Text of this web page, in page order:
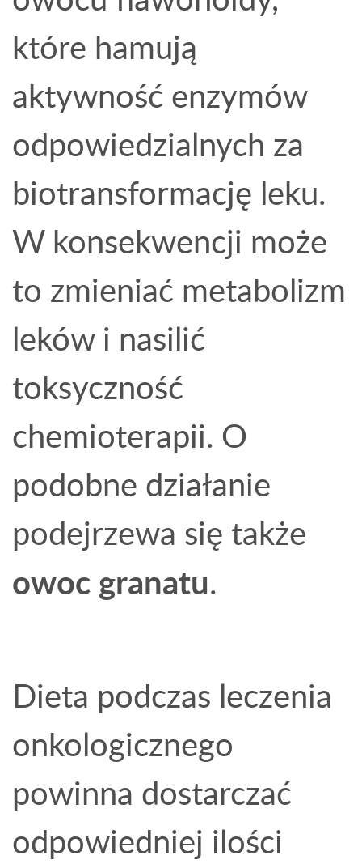
które hamują
aktywność enzymów
odpowiedzialnych za
biotransformację leku.
W konsekwencji może
to zmieniać metabolizm
leków i nasilić
toksyczność
chemioterapii. O
podobne działanie
podejrzewa się także
owoc granatu.
Dieta podczas leczenia
onkologicznego
powinna dostarczać
odpowiedniej ilości